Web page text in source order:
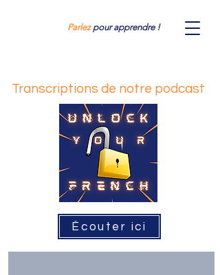
Parlezpour apprendre !
Transcriptions de notre podcast
Écouter ici